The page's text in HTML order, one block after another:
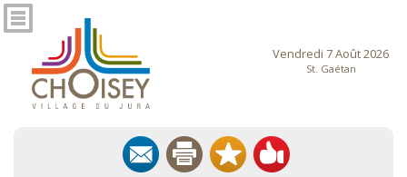
Vendredi 7 Août 2026
St. Gaétan